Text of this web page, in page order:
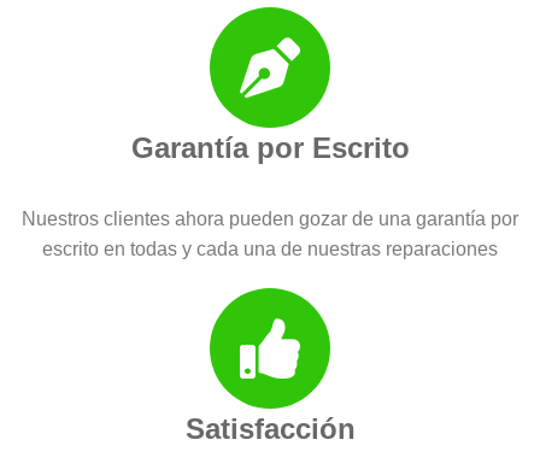
Garantía por Escrito
Nuestros clientes ahora pueden gozar de una garantía por
escrito en todas y cada una de nuestras reparaciones
Satisfacción